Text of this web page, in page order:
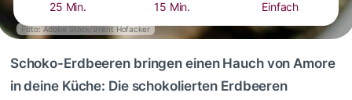
Foto: Adobe Stock/Brent Hofacker
25 Min.
15 Min.
Einfach
Schoko-Erdbeeren bringen einen Hauch von Amore
in deine Küche: Die schokolierten Erdbeeren